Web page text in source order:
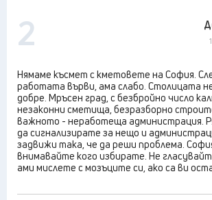
2
Нямаме късмет с кметовете на София.
работата върви, ама слабо. Столицата
добре. Мръсен град, с безбройно число
незаконни сметища, безразборно
важното - неработеща администрация.
да сигнализирате за нещо и
задвижи така, че да реши проблема.
внимавайте кого избирате. Не
ами мислете с мозъците си, ако са ви